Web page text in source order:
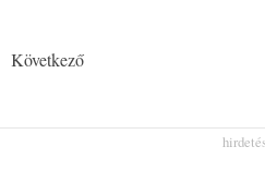
Következő